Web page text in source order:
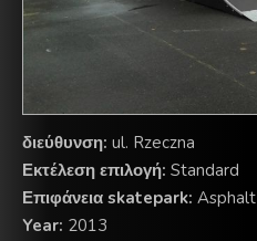
διεύθυνση: ul. Rzeczna
Εκτέλεση επιλογή: Standard
Επιφάνεια skatepark: Asphalt
Year: 2013